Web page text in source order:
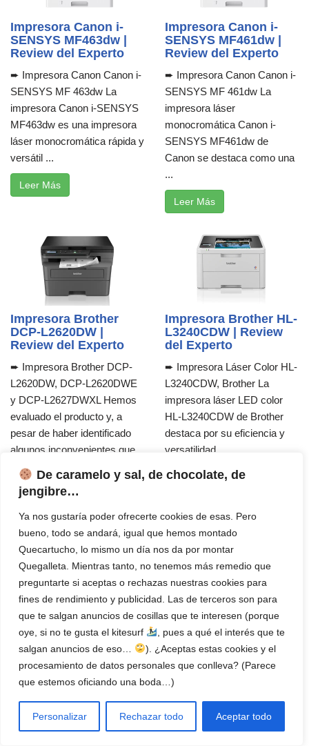
De caramelo y sal, de chocolate, de
jengibre…
Ya nos gustaría poder ofrecerte cookies de esas. Pero
bueno, todo se andará, igual que hemos montado
Quecartucho, lo mismo un día nos da por montar
Quegalleta. Mientras tanto, no tenemos más remedio que
preguntarte si aceptas o rechazas nuestras cookies para
fines de rendimiento y publicidad. Las de terceros son para
que te salgan anuncios de cosillas que te interesen (porque
oye, si no te gusta el kitesurf
, pues a qué el interés que te
salgan anuncios de eso…
). ¿Aceptas estas cookies y el
procesamiento de datos personales que conlleva? (Parece
que estemos oficiando una boda…)
Personalizar Rechazar todo Aceptar todo
Impresora Canon i-
SENSYS MF463dw |
Review del Experto
➨ Impresora Canon Canon i-
SENSYS MF 463dw La
impresora Canon i-SENSYS
MF463dw es una impresora
láser monocromática rápida y
versátil ...
Leer Más
Impresora Canon i-
SENSYS MF461dw |
Review del Experto
➨ Impresora Canon Canon i-
SENSYS MF 461dw La
impresora láser
monocromática Canon i-
SENSYS MF461dw de
Canon se destaca como una
...
Leer Más
Impresora Brother
DCP-L2620DW |
Review del Experto
➨ Impresora Brother DCP-
L2620DW, DCP-L2620DWE
y DCP-L2627DWXL Hemos
evaluado el producto y, a
pesar de haber identificado
algunos inconvenientes que
Leer Más
Impresora Brother HL-
L3240CDW | Review
del Experto
➨ Impresora Láser Color HL-
L3240CDW, Brother La
impresora láser LED color
HL-L3240CDW de Brother
destaca por su eficiencia y
versatilidad ...
Leer Más
Impresora Brother
DCP-L2660DW |
Review del Experto
Impresora Brother HL-
L2400DW | Review del
Experto
opción ideal para teletrabajo y